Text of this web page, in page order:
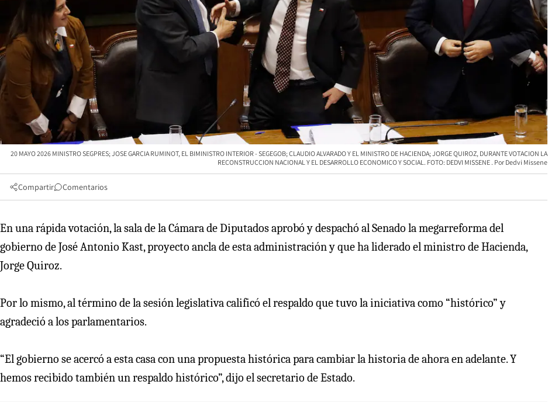
20 MAYO 2026 MINISTRO SEGPRES; JOSE GARCIA RUMINOT, EL BIMINISTRO INTERIOR - SEGEGOB; CLAUDIO ALVARADO Y EL MINISTRO DE HACIENDA; JORGE QUIROZ, DURANTE VOTACION LA
RECONSTRUCCION NACIONAL Y EL DESARROLLO ECONOMICO Y SOCIAL. FOTO: DEDVI MISSENE
Dedvi Missene
Compartir Comentarios
En una rápida votación, la sala de la Cámara de Diputados aprobó y despachó al Senado la megarreforma del
gobierno de José Antonio Kast, proyecto ancla de esta administración y que ha liderado el ministro de Hacienda,
Jorge Quiroz.
Por lo mismo, al término de la sesión legislativa calificó el respaldo que tuvo la iniciativa como “histórico” y
agradeció a los parlamentarios.
“El gobierno se acercó a esta casa con una propuesta histórica para cambiar la historia de ahora en adelante. Y
hemos recibido también un respaldo histórico”, dijo el secretario de Estado.